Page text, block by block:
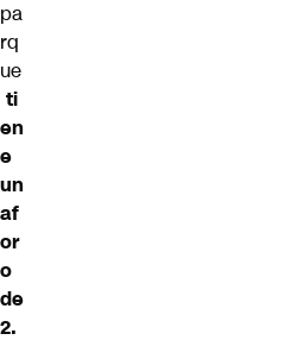
pa
rq
ue
ti
en
e
un
af
or
o
de
2.